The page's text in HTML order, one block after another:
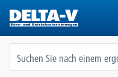
springen